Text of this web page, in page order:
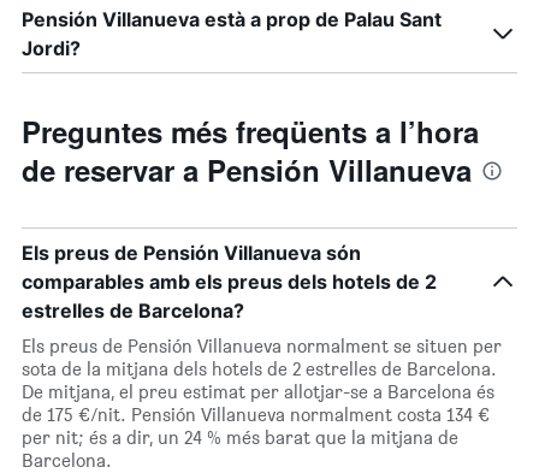
Pensión Villanueva està a prop de Palau Sant
Jordi?
Preguntes més freqüents a l’hora
de reservar a Pensión Villanueva
Els preus de Pensión Villanueva són
comparables amb els preus dels hotels de 2
estrelles de Barcelona?
Els preus de Pensión Villanueva normalment se situen per
sota de la mitjana dels hotels de 2 estrelles de Barcelona.
De mitjana, el preu estimat per allotjar-se a Barcelona és
de 175 €/nit. Pensión Villanueva normalment costa 134 €
per nit; és a dir, un 24 % més barat que la mitjana de
Barcelona.